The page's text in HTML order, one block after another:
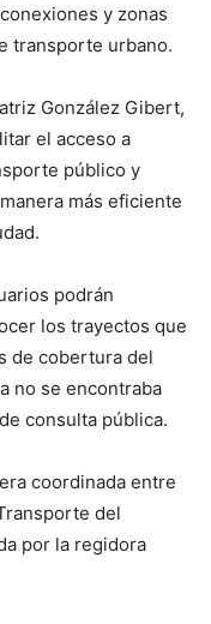
y zonas
transporte urbano.
González Gibert,
el acceso a
público y
más eficiente
podrán
los trayectos que
de cobertura del
no se encontraba
consulta pública.
coordinada entre
del
por la regidora